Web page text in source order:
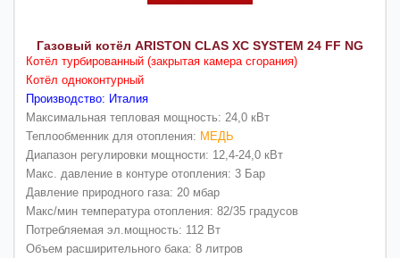
Газовый котёл ARISTON CLAS XC SYSTEM 24 FF NG
Котёл турбированный (закрытая камера сгорания)
Котёл одноконтурный
Производство: Италия
Максимальная тепловая мощность: 24,0 кВт
Теплообменник для отопления: МЕДЬ
Диапазон регулировки мощности: 12,4-24,0 кВт
Макс. давление в контуре отопления: 3 Бар
Давление природного газа: 20 мбар
Макс/мин температура отопления: 82/35 градусов
Потребляемая эл.мощность: 112 Вт
Объем расширительного бака: 8 литров